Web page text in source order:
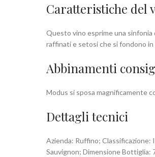
Caratteristiche del
Questo vino esprime una sinfonia
raffinati e setosi che si fondono in
Abbinamenti
Modus si sposa magnificamente
Dettagli tecnici
Azienda: Ruffino; Classificazione:
Sauvignon; Dimensione Bottiglia: